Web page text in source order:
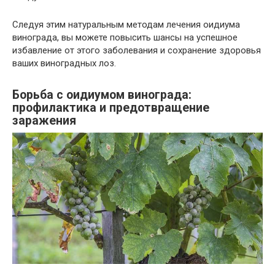
Следуя этим натуральным методам лечения оидиума
винограда, вы можете повысить шансы на успешное
избавление от этого заболевания и сохранение здоровья
ваших виноградных лоз.
Борьба с оидиумом винограда:
профилактика и предотвращение
заражения